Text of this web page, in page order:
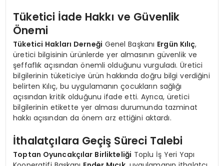
Tüketici İade Hakkı ve Güvenlik
Önemi
Tüketici Hakları Derneği Genel Başkanı Ergün Kılıç,
üretici bilgisinin ürünlerde yer almasının güvenlik ve
şeffaflık açısından önemli olduğunu vurguladı. Üretici
bilgilerinin tüketiciye ürün hakkında doğru bilgi verdiğini
belirten Kılıç, bu uygulamanın çocukların sağlığı
açısından kritik olduğunu ifade etti. Ayrıca, üretici
bilgilerinin etikette yer alması durumunda tazminat
hakkı açısından da önem arz ettiğini aktardı.
İthalatçılara Geçiş Süreci Talebi
Toptan Oyuncakçılar Birlikteliği Toplu İş Yeri Yapı